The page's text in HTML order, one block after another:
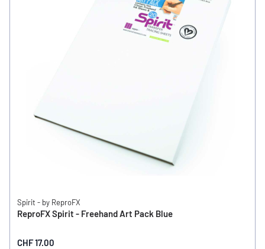
Spirit - by ReproFX
ReproFX Spirit - Freehand Art Pack Blue
CHF 17.00